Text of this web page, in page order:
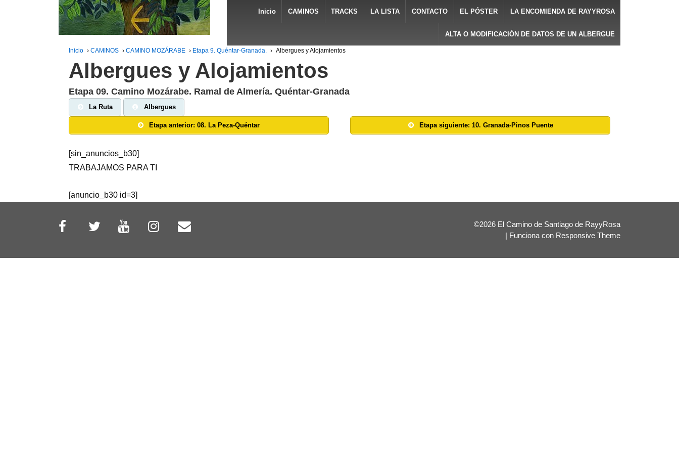
Inicio CAMINOS TRACKS LA LISTA CONTACTO EL PÓSTER LA ENCOMIENDA DE RAYYROSA
ALTA O MODIFICACIÓN DE DATOS DE UN ALBERGUE
Inicio › CAMINOS › CAMINO MOZÁRABE › Etapa 9. Quéntar-Granada. › Albergues y Alojamientos
Albergues y Alojamientos
Etapa 09. Camino Mozárabe. Ramal de Almería. Quéntar-Granada
La Ruta Albergues
Etapa anterior: 08. La Peza-Quéntar Etapa siguiente: 10. Granada-Pinos Puente
[sin_anuncios_b30]
TRABAJAMOS PARA TI
[anuncio_b30 id=3]
©2026 El Camino de Santiago de RayyRosa
| Funciona con Responsive Theme